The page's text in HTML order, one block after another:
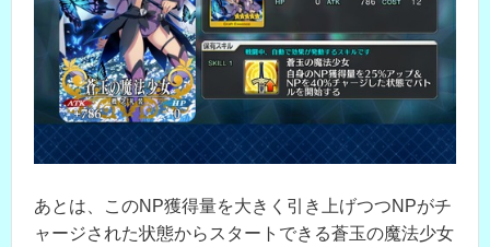
あとは、このNP獲得量を大きく引き上げつつNPがチ
ャージされた状態からスタートできる蒼玉の魔法少女